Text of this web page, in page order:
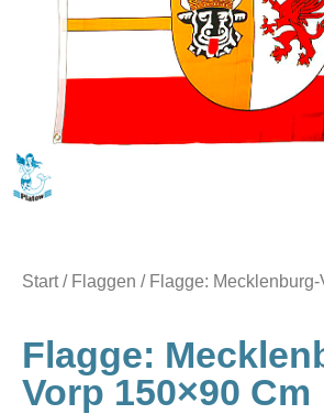
Start/ Flaggen / Flagge:
Flagge:
Vorp 150×90 Cm